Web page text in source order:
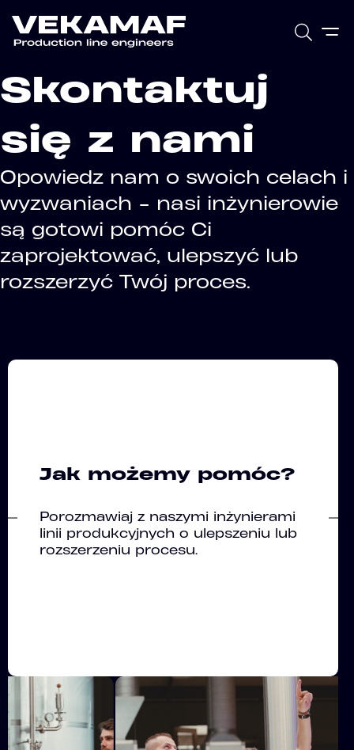
Skontaktuj
się z nami
Opowiedz nam o swoich celach i
wyzwaniach - nasi inżynierowie
są gotowi pomóc Ci
zaprojektować, ulepszyć lub
rozszerzyć Twój proces.
Jak możemy pomóc?
Porozmawiaj z naszymi inżynierami
linii produkcyjnych o ulepszeniu lub
rozszerzeniu procesu.